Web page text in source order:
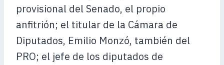
provisional del Senado, el propio
anfitrión; el titular de la Cámara de
Diputados, Emilio Monzó, también del
PRO; el jefe de los diputados de